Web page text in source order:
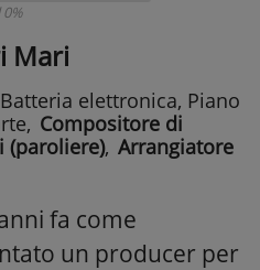
Mari
elettronica, Piano
, Compositore di
(paroliere), Arrangiatore
fa come
un producer per